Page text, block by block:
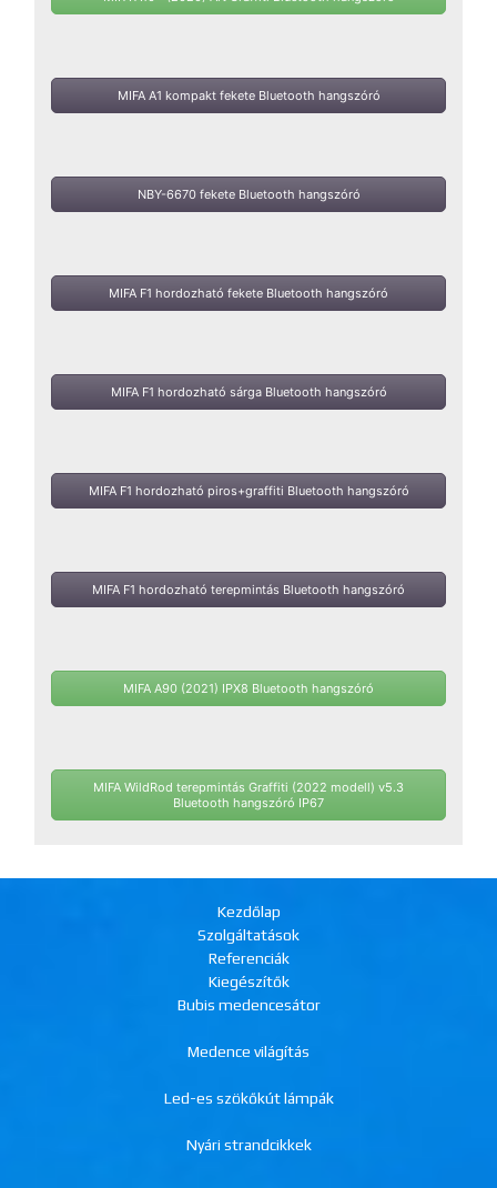
MIFA A1 kompakt fekete Bluetooth hangszóró
NBY-6670 fekete Bluetooth hangszóró
MIFA F1 hordozható fekete Bluetooth hangszóró
MIFA F1 hordozható sárga Bluetooth hangszóró
MIFA F1 hordozható piros+graffiti Bluetooth hangszóró
MIFA F1 hordozható terepmintás Bluetooth hangszóró
MIFA A90 (2021) IPX8 Bluetooth hangszóró
MIFA WildRod terepmintás Graffiti (2022 modell) v5.3
Bluetooth hangszóró IP67
Kezdőlap
Szolgáltatások
Referenciák
Kiegészítők
Bubis medencesátor
Medence világítás
Led-es szökőkút lámpák
Nyári strandcikkek